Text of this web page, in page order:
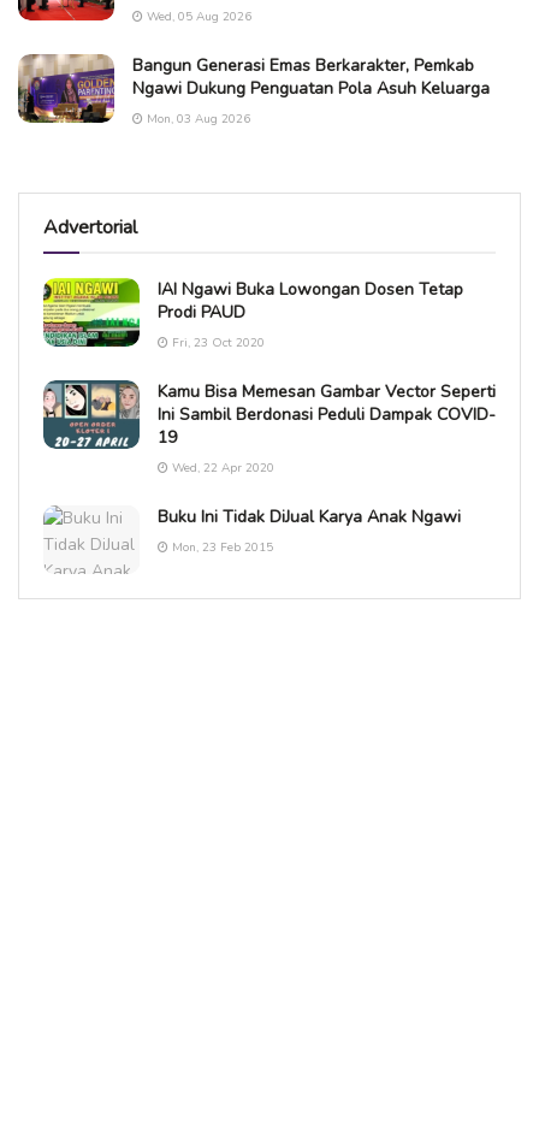
Wed, 05 Aug 2026
Bangun Generasi Emas Berkarakter, Pemkab
Ngawi Dukung Penguatan Pola Asuh Keluarga
Mon, 03 Aug 2026
Advertorial
IAI Ngawi Buka Lowongan Dosen Tetap
Prodi PAUD
Fri, 23 Oct 2020
Kamu Bisa Memesan Gambar Vector Seperti
Ini Sambil Berdonasi Peduli Dampak COVID-
19
Wed, 22 Apr 2020
Buku Ini Tidak DiJual Karya Anak Ngawi
Mon, 23 Feb 2015